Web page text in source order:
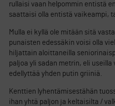
rullaisi vaan helpommin entistä
saattaisi olla entistä vaikeampi,
Mulla ei kyllä ole mitään sitä
punaisten edessäkin voisi olla
hiljattain aloittaneilla
paljoa yli sadan metrin, eli
edellyttää yhden putin griiniä.
Kenttien lyhentämisestähän
ihan yhtä paljon ja keltaisilta /